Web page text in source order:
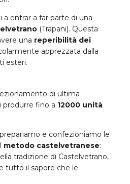
a entrar a far parte di una
(Trapani). Questa
una reperibilità dei
apprezzata dalla
esteri.
di ultima
produrre fino a 12000 unità
e confezioniamo le
metodo castelvetranese:
tradizione di Castelvetrano,
tutto il sapore che le